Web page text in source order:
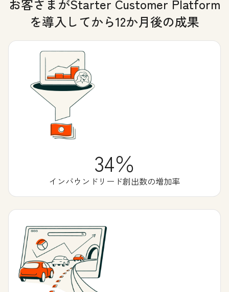
お客さまがStarter Customer Platform
を導入してから12か月後の成果
34％
インバウンドリード創出数の増加率